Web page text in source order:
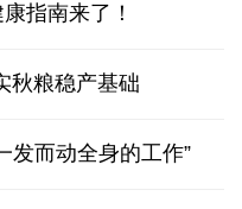
指南来了！
秋粮稳产基础
发而动全身的工作”